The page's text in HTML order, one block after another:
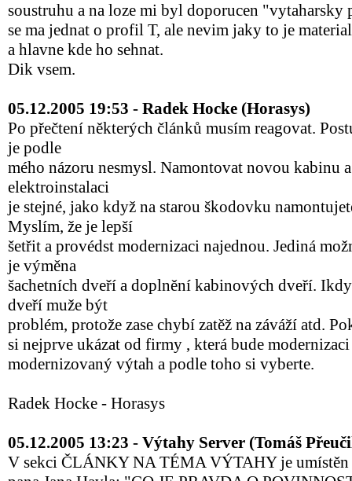
soustruhu a na loze mi byl doporucen "vytaharsky
se ma jednat o profil T, ale nevim jaky to je
a hlavne kde ho sehnat.
Dik vsem.
05.12.2005 19:53 - Radek Hocke (Horasys)
Po přečtení některých článků musím reagovat.
je podle
mého názoru nesmysl. Namontovat novou kabinu
elektroinstalaci
je stejné, jako když na starou škodovku
Myslím, že je lepší
šetřit a provédst modernizaci najednou. Jediná
je výměna
šachetních dveří a doplnění kabinových dveří.
dveří muže být
problém, protože zase chybí zatěž na záváží atd.
si nejprve ukázat od firmy , která bude
modernizovaný výtah a podle toho si vyberte.
Radek Hocke - Horasys
05.12.2005 13:23 - Výtahy Server (Tomáš
V sekci ČLÁNKY NA TÉMA VÝTAHY je